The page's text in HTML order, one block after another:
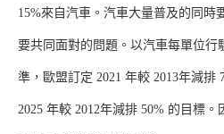
15%來自汽車。汽車大量普及的同時
要共同面對的問題。以汽車每單位行
準，歐盟訂定 2021 年較 2013年減排
2025 年較 2012年減排 50% 的目標